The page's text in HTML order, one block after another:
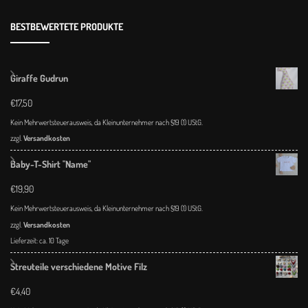
BESTBEWERTETE PRODUKTE
Giraffe Gudrun
€17,50
Kein Mehrwertsteuerausweis, da Kleinunternehmer nach §19 (1) UStG.
zzgl. Versandkosten
Baby-T-Shirt "Name"
€19,90
Kein Mehrwertsteuerausweis, da Kleinunternehmer nach §19 (1) UStG.
zzgl. Versandkosten
Lieferzeit:ca. 10 Tage
Streuteile verschiedene Motive Filz
€4,40